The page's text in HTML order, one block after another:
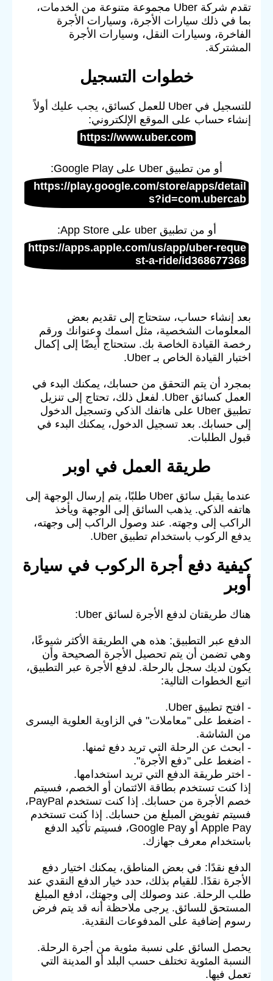
تقدم شركة Uber مجموعة متنوعة من الخدمات،
بما في ذلك سيارات الأجرة، وسيارات الأجرة
الفاخرة، وسيارات النقل، وسيارات الأجرة
المشتركة.
خطوات التسجيل
للتسجيل في Uber للعمل كسائق، يجب عليك أولاً
إنشاء حساب على الموقع الإلكتروني:
https://www.uber.com
أو من تطبيق Uber على Google Play:
https://play.google.com/store/apps/detail
s?id=com.ubercab
أو من تطبيق uber على App Store:
https://apps.apple.com/us/app/uber-reque
st-a-ride/id368677368
بعد إنشاء حساب، ستحتاج إلى تقديم بعض
المعلومات الشخصية، مثل اسمك وعنوانك ورقم
رخصة القيادة الخاصة بك. ستحتاج أيضًا إلى إكمال
اختبار القيادة الخاص بـ Uber.
بمجرد أن يتم التحقق من حسابك، يمكنك البدء في
العمل كسائق Uber. لفعل ذلك، تحتاج إلى تنزيل
تطبيق Uber على هاتفك الذكي وتسجيل الدخول
إلى حسابك. بعد تسجيل الدخول، يمكنك البدء في
قبول الطلبات.
طريقة العمل في اوبر
عندما يقبل سائق Uber طلبًا، يتم إرسال الوجهة إلى
هاتفه الذكي. يذهب السائق إلى الوجهة ويأخذ
الراكب إلى وجهته. عند وصول الراكب إلى وجهته،
يدفع الركوب باستخدام تطبيق Uber.
كيفية دفع أجرة الركوب في سيارة
أوبر
هناك طريقتان لدفع الأجرة لسائق Uber:
الدفع عبر التطبيق: هذه هي الطريقة الأكثر شيوعًا،
وهي تضمن أن يتم تحصيل الأجرة الصحيحة وأن
يكون لديك سجل بالرحلة. لدفع الأجرة عبر التطبيق،
اتبع الخطوات التالية:
- افتح تطبيق Uber.
- اضغط على "معاملات" في الزاوية العلوية اليسرى
من الشاشة.
- ابحث عن الرحلة التي تريد دفع ثمنها.
- اضغط على "دفع الأجرة".
- اختر طريقة الدفع التي تريد استخدامها.
إذا كنت تستخدم بطاقة الائتمان أو الخصم، فسيتم
خصم الأجرة من حسابك. إذا كنت تستخدم PayPal،
فسيتم تفويض المبلغ من حسابك. إذا كنت تستخدم
Apple Pay أو Google Pay، فسيتم تأكيد الدفع
باستخدام معرف جهازك.
الدفع نقدًا: في بعض المناطق، يمكنك اختيار دفع
الأجرة نقدًا. للقيام بذلك، حدد خيار الدفع النقدي عند
طلب الرحلة. عند وصولك إلى وجهتك، ادفع المبلغ
المستحق للسائق. يرجى ملاحظة أنه قد يتم فرض
رسوم إضافية على المدفوعات النقدية.
يحصل السائق على نسبة مئوية من أجرة الرحلة.
النسبة المئوية تختلف حسب البلد أو المدينة التي
تعمل فيها.